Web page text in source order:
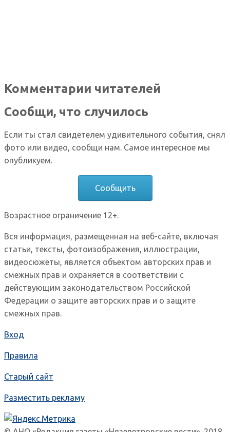
Комментарии читателей
Сообщи, что случилось
Если ты стал свидетелем удивительного события, снял
фото или видео, сообщи нам. Самое интересное мы
опубликуем.
Сообщить
Возрастное ограничение 12+.
Вся информация, размещенная на веб-сайте, включая
статьи, тексты, фотоизображения, иллюстрации,
видеосюжеты, является объектом авторских прав и
смежных прав и охраняется в соответствии с
действующим законодательством Российской
Федерации о защите авторских прав и о защите
смежных прав.
Вход
Правила
Старый сайт
Разместить рекламу